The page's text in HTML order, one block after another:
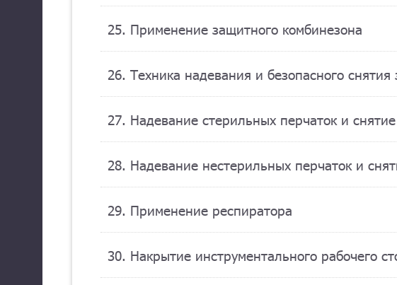
25. Применение защитного комбинезона
26. Техника надевания и безопасного снятия
27. Надевание стерильных перчаток и
28. Надевание нестерильных перчаток и
29. Применение респиратора
30. Накрытие инструментального рабочего